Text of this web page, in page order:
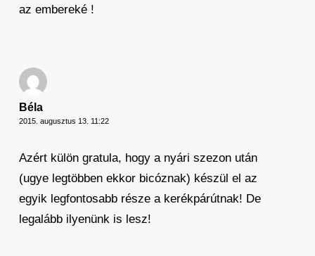
az embereké !
Béla
2015. augusztus 13. 11:22
Azért külön gratula, hogy a nyári szezon után
(ugye legtöbben ekkor bicóznak) készül el az
egyik legfontosabb része a kerékpárútnak! De
legalább ilyenünk is lesz!